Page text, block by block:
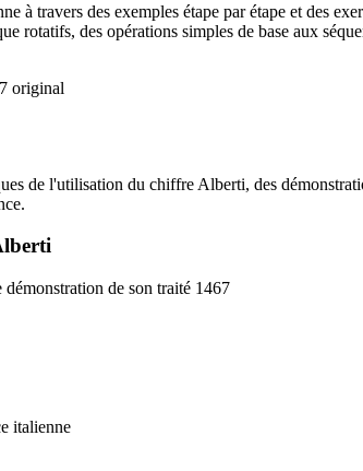
à travers des exemples étape par étape et des
rotatifs, des opérations simples de base aux
original
de l'utilisation du chiffre Alberti, des
de son traité 1467
italienne